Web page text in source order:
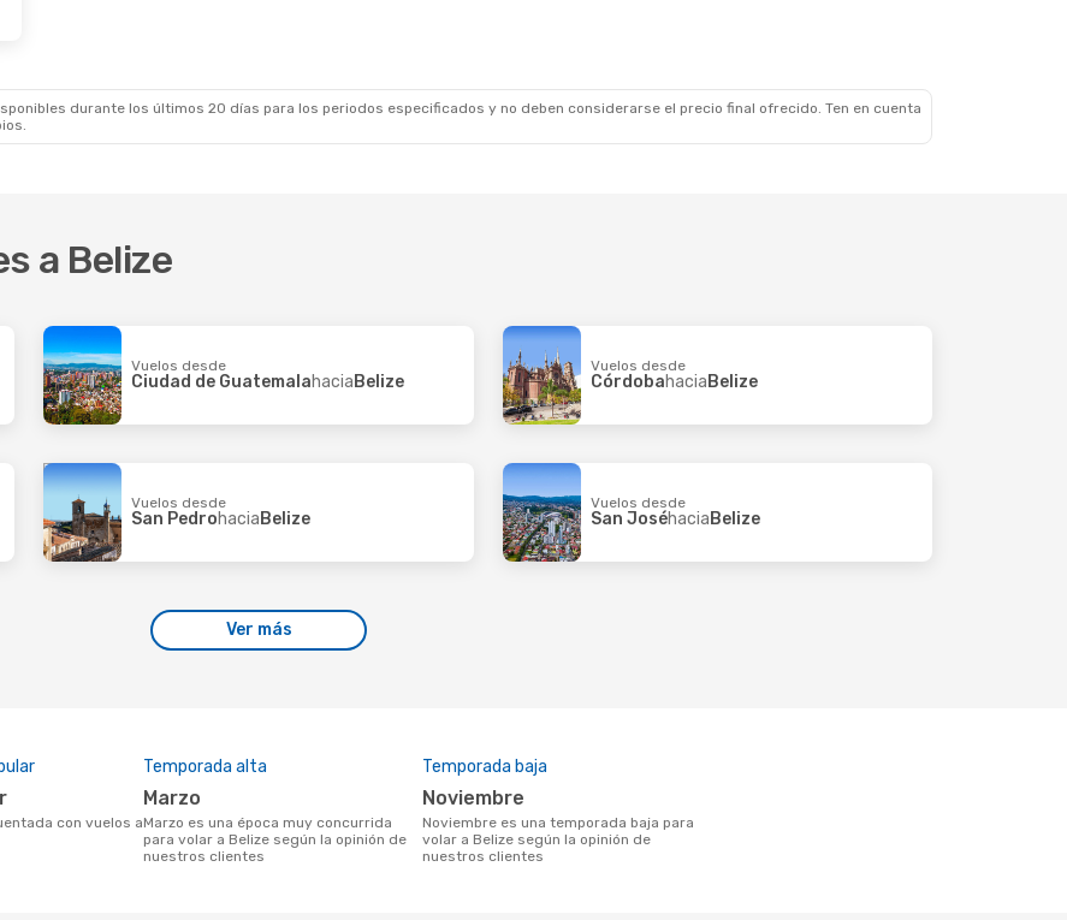
Aires durante los últimos 20 días para los periodos especificados y no deben considerarse el precio final ofrecido. Ten en cuenta
a Belize
Vuelos desde
Ciudad de Guatemalahacia Belize
Vuelos desde
Córdobahacia Belize
Vuelos desde
San Pedrohacia Belize
Vuelos desde
San Joséhacia Belize
Ver más
Temporada alta
marzo
marzo es una época muy concurrida
para volar a Belize según la opinión de
nuestros clientes
Temporada baja
noviembre
noviembre es una temporada baja para
volar a Belize según la opinión de
nuestros clientes